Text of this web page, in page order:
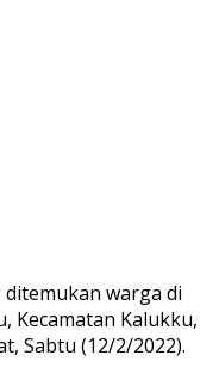
ditemukan warga di
Kecamatan Kalukku,
Sabtu (12/2/2022).